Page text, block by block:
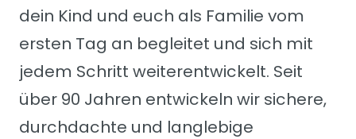
dein Kind und euch als Familie vom
ersten Tag an begleitet und sich mit
jedem Schritt weiterentwickelt. Seit
über 90 Jahren entwickeln wir sichere,
durchdachte und langlebige